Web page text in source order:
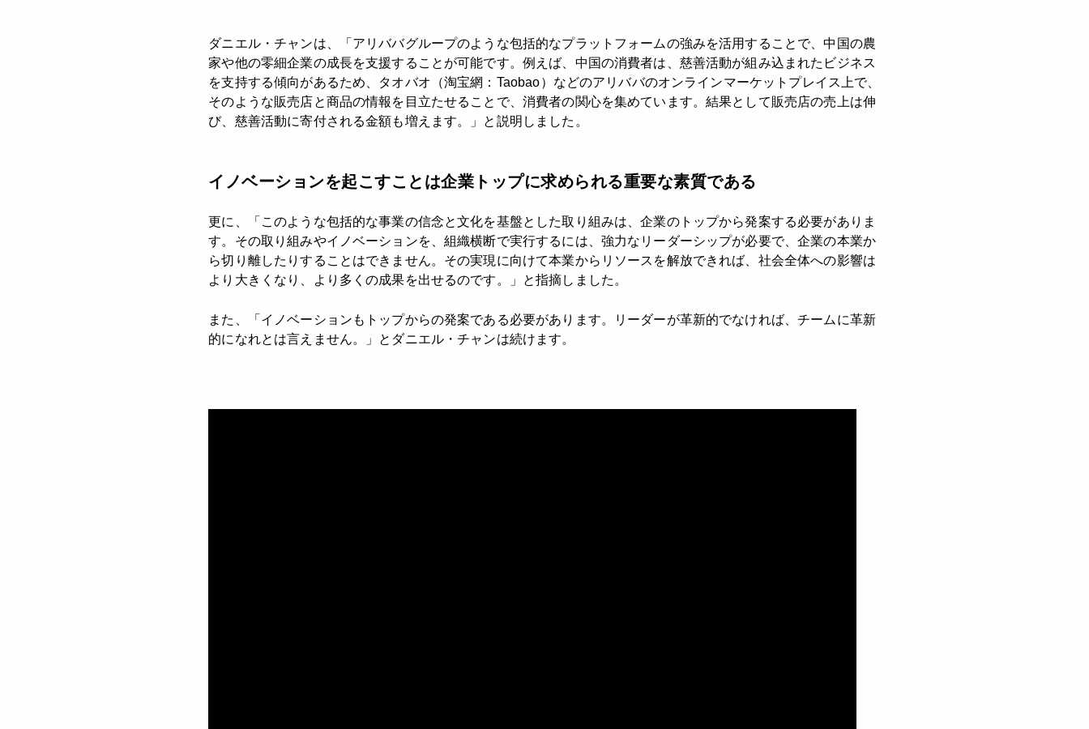
ダニエル・チャンは、「アリババグループのような包括的なプラットフォームの強みを活用することで、中国の農
家や他の零細企業の成長を支援することが可能です。例えば、中国の消費者は、慈善活動が組み込まれたビジネス
を支持する傾向があるため、タオバオ（淘宝網：Taobao）などのアリババのオンラインマーケットプレイス上で、
そのような販売店と商品の情報を目立たせることで、消費者の関心を集めています。結果として販売店の売上は伸
び、慈善活動に寄付される金額も増えます。」と説明しました。
イノベーションを起こすことは企業トップに求められる重要な素質である
更に、「このような包括的な事業の信念と文化を基盤とした取り組みは、企業のトップから発案する必要がありま
す。その取り組みやイノベーションを、組織横断で実行するには、強力なリーダーシップが必要で、企業の本業か
ら切り離したりすることはできません。その実現に向けて本業からリソースを解放できれば、社会全体への影響は
より大きくなり、より多くの成果を出せるのです。」と指摘しました。
また、「イノベーションもトップからの発案である必要があります。リーダーが革新的でなければ、チームに革新
的になれとは言えません。」とダニエル・チャンは続けます。